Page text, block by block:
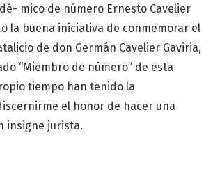
mico de número Ernesto Cavelier
la buena iniciativa de conmemorar el
de don Germán Cavelier Gaviria,
“Miembro de número” de esta
tiempo han tenido la
el honor de hacer una
insigne jurista.